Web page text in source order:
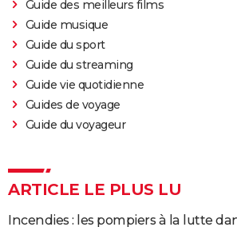
Guide des meilleurs films
Guide musique
Guide du sport
Guide du streaming
Guide vie quotidienne
Guides de voyage
Guide du voyageur
ARTICLE LE PLUS LU
Incendies : les pompiers à la lutte